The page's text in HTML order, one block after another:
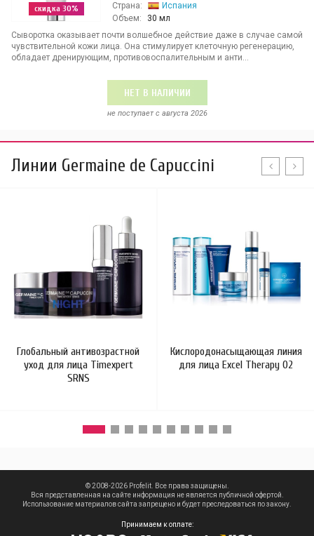
скидка 30%
Страна:
Испания
Объем:
30 мл
Сыворотка оказывает почти волшебное действие даже в случае самой
чувствительной кожи лица. Она стимулирует клеточную регенерацию,
обладает дренирующим, противовоспалительным и анти...
НЕТ В НАЛИЧИИ
не поступает c августа 2026
Линии Germaine de Capuccini
Глобальный антивозрастной
уход для лица Timexpert
SRNS
Кислородонасыщающая линия
для лица Excel Therapy O2
© 2008-2026 Profelit. Все права защищены.
Вся представленная на сайте информация не является публичной офертой.
Использование материалов сайта запрещено и будет преследоваться по закону.
Принимаем к оплате: